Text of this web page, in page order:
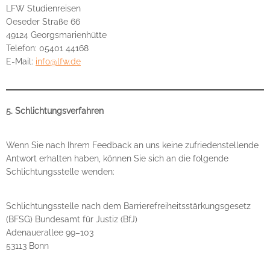
LFW Studienreisen
Oeseder Straße 66
49124 Georgsmarienhütte
Telefon: 05401 44168
E-Mail: info@lfw.de
5. Schlichtungsverfahren
Wenn Sie nach Ihrem Feedback an uns keine zufriedenstellende
Antwort erhalten haben, können Sie sich an die folgende
Schlichtungsstelle wenden:
Schlichtungsstelle nach dem Barrierefreiheitsstärkungsgesetz
(BFSG) Bundesamt für Justiz (BfJ)
Adenauerallee 99–103
53113 Bonn